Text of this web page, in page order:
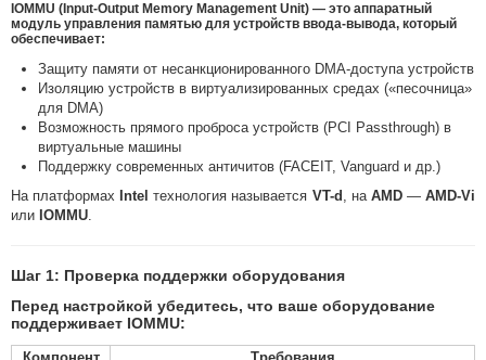
IOMMU (Input-Output Memory Management Unit) — это аппаратный
модуль управления памятью для устройств ввода-вывода, который
обеспечивает:
Защиту памяти от несанкционированного DMA-доступа устройств
Изоляцию устройств в виртуализированных средах («песочница»
для DMA)
Возможность прямого проброса устройств (PCI Passthrough) в
виртуальные машины
Поддержку современных античитов (FACEIT, Vanguard и др.)
На платформах Intel технология называется VT-d , на AMD—AMD-Vi
или IOMMU.
Шаг 1: Проверка поддержки оборудования
Перед настройкой убедитесь, что ваше оборудование
поддерживает IOMMU: